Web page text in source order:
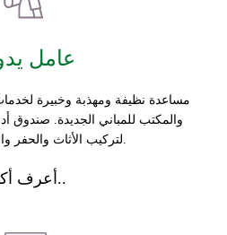
عامل
مساعدة نظيفة ومهذبة وخبيرة
والمكتب للمباني الجديدة.
لتركيب الأثاث والحفر والصحية والمزيد.
أعرف أكثر..